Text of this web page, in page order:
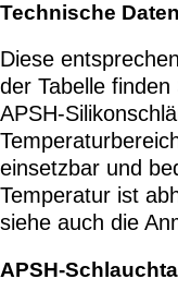
Technische
Diese
der Tabelle
APSH-
einsetzbar und
Temperatur ist
siehe auch die
APSH-